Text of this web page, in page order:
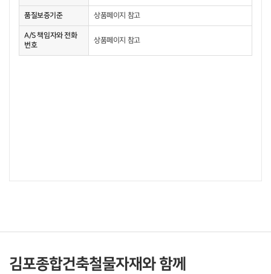
품질보증기준 상품페이지 참고
A/S 책임자와 전화
번호
상품페이지 참고
김포종합건축철물자재와 함께